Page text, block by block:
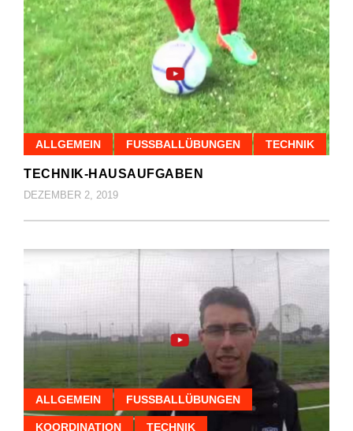
ALLGEMEIN FUSSBALLÜBUNGEN TECHNIK
TECHNIK-HAUSAUFGABEN
DEZEMBER 2, 2019
ALLGEMEIN FUSSBALLÜBUNGEN
KOORDINATION TECHNIK